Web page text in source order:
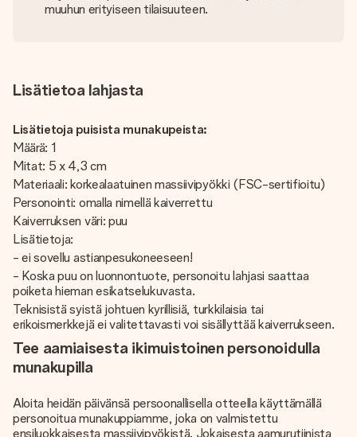
muuhun erityiseen tilaisuuteen.
Lisätietoa lahjasta
Lisätietoja puisista munakupeista:
Määrä: 1
Mitat: 5 x 4,3 cm
Materiaali: korkealaatuinen massiivipyökki (FSC-sertifioitu)
Personointi: omalla nimellä kaiverrettu
Kaiverruksen väri: puu
Lisätietoja:
- ei sovellu astianpesukoneeseen!
- Koska puu on luonnontuote, personoitu lahjasi saattaa
poiketa hieman esikatselukuvasta.
Teknisistä syistä johtuen kyrillisiä, turkkilaisia tai
erikoismerkkejä ei valitettavasti voi sisällyttää kaiverrukseen.
Tee aamiaisesta ikimuistoinen personoidulla
munakupilla
Aloita heidän päivänsä persoonallisella otteella käyttämällä
personoitua munakuppiamme, joka on valmistettu
ensiluokkaisesta massiivipyökistä. Jokaisesta aamurutiinista